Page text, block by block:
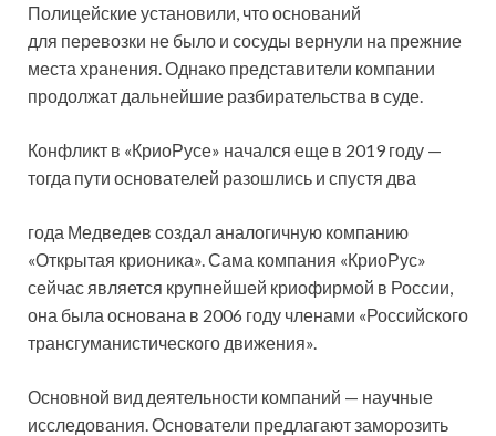
Полицейские установили, что оснований
для перевозки не было и сосуды вернули на прежние
места хранения. Однако представители компании
продолжат дальнейшие разбирательства в суде.
Конфликт в «КриоРусе» начался еще в 2019 году —
тогда пути основателей разошлись и спустя два
года Медведев создал аналогичную компанию
«Открытая крионика». Сама компания «КриоРус»
сейчас является крупнейшей криофирмой в России,
она была основана в 2006 году членами «Российского
трансгуманистического движения».
Основной вид деятельности компаний — научные
исследования. Основатели предлагают заморозить